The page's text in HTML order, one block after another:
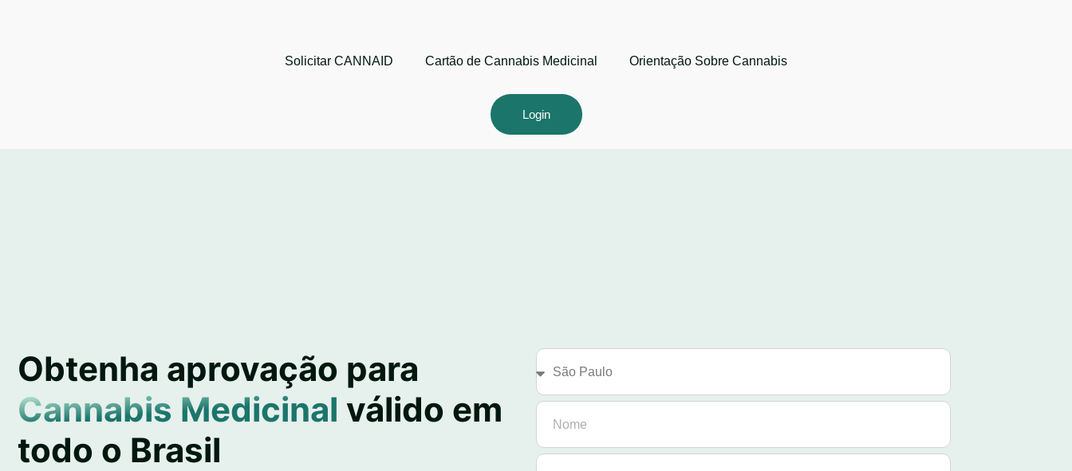
Solicitar CANNAID Cartão de Cannabis Medicinal Orientação Sobre Cannabis
Login
Obtenha aprovação para
Cannabis Medicinal válido em
todo o Brasil